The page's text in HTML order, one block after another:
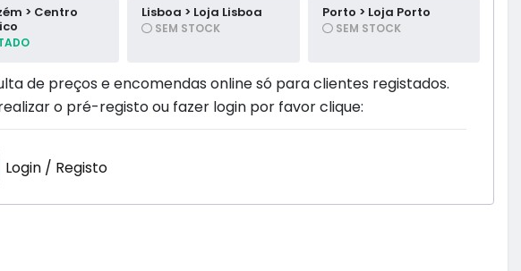
> Centro
Lisboa > Loja Lisboa
SEM STOCK
Porto > Loja Porto
SEM STOCK
de preços e encomendas online só para clientes registados.
o pré-registo ou fazer login por favor clique:
Login / Registo